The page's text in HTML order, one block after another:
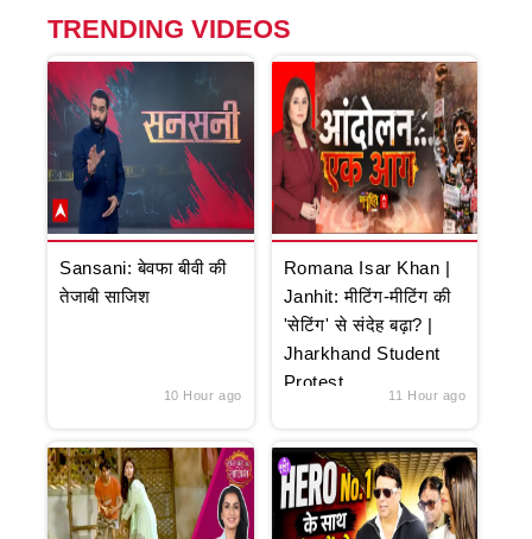
TRENDING VIDEOS
Sansani: बेवफा बीवी की
तेजाबी साजिश
10 Hour ago
Romana Isar Khan |
Janhit: मीटिंग-मीटिंग की
'सेटिंग' से संदेह बढ़ा? |
Jharkhand Student
Protest
11 Hour ago